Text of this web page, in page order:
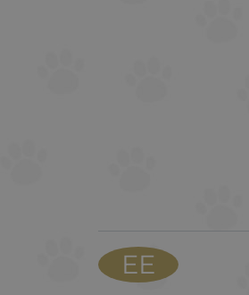
ЕЕ